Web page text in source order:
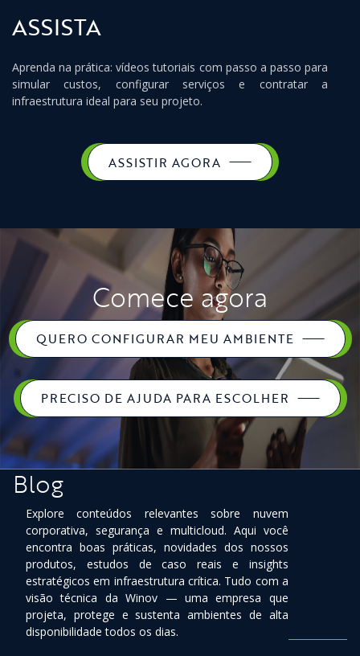
ASSISTA
Aprenda na prática: vídeos tutoriais com passo a passo para
simular custos, configurar serviços e contratar a
infraestrutura ideal para seu projeto.
ASSISTIR AGORA
Comece agora
QUERO CONFIGURAR MEU AMBIENTE
PRECISO DE AJUDA PARA ESCOLHER
Blog
Explore conteúdos relevantes sobre nuvem
corporativa, segurança e multicloud. Aqui você
encontra boas práticas, novidades dos nossos
produtos, estudos de caso reais e insights
estratégicos em infraestrutura crítica. Tudo com a
visão técnica da Winov — uma empresa que
projeta, protege e sustenta ambientes de alta
disponibilidade todos os dias.